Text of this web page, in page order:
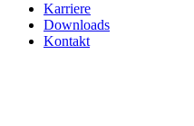
Karriere
Downloads
Kontakt